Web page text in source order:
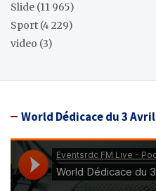
Slide (11 965)
Sport (4 229)
video (3)
World Dédicace du 3 Avril